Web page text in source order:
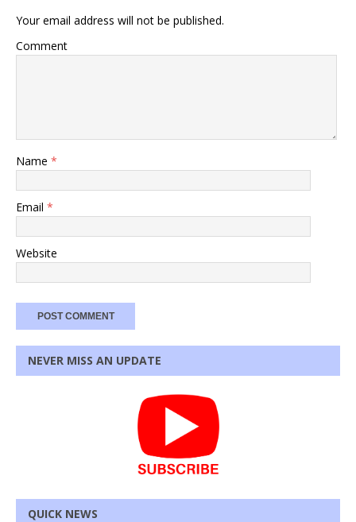
Your email address will not be published.
Comment
Name *
Email *
Website
NEVER MISS AN UPDATE
QUICK NEWS